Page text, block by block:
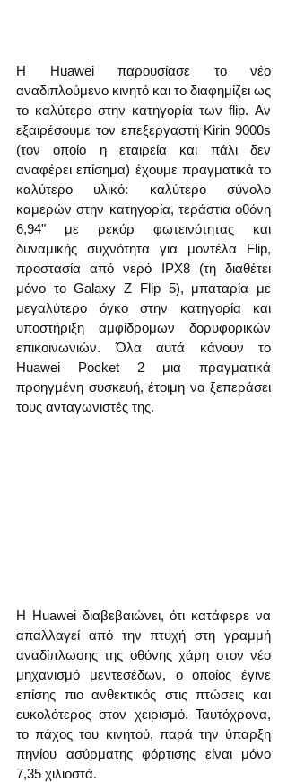
Η Huawei παρουσίασε το νέο
αναδιπλούμενο κινητό και το διαφημίζει ως
το καλύτερο στην κατηγορία των flip. Αν
εξαιρέσουμε τον επεξεργαστή Kirin 9000s
(τον οποίο η εταιρεία και πάλι δεν
αναφέρει επίσημα) έχουμε πραγματικά το
καλύτερο υλικό: καλύτερο σύνολο
καμερών στην κατηγορία, τεράστια οθόνη
6,94" με ρεκόρ φωτεινότητας και
δυναμικής συχνότητα για μοντέλα Flip,
προστασία από νερό IPX8 (τη διαθέτει
μόνο το Galaxy Z Flip 5), μπαταρία με
μεγαλύτερο όγκο στην κατηγορία και
υποστήριξη αμφίδρομων δορυφορικών
επικοινωνιών. Όλα αυτά κάνουν το
Huawei Pocket 2 μια πραγματικά
προηγμένη συσκευή, έτοιμη να ξεπεράσει
τους ανταγωνιστές της.
Η Huawei διαβεβαιώνει, ότι κατάφερε να
απαλλαγεί από την πτυχή στη γραμμή
αναδίπλωσης της οθόνης χάρη στον νέο
μηχανισμό μεντεσέδων, ο οποίος έγινε
επίσης πιο ανθεκτικός στις πτώσεις και
ευκολότερος στον χειρισμό. Ταυτόχρονα,
το πάχος του κινητού, παρά την ύπαρξη
πηνίου ασύρματης φόρτισης είναι μόνο
7,35 χιλιοστά.